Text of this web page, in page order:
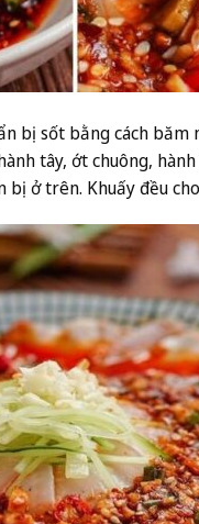
bị sốt bằng cách băm
tây, ớt chuông,
bị ở trên. Khuấy đều